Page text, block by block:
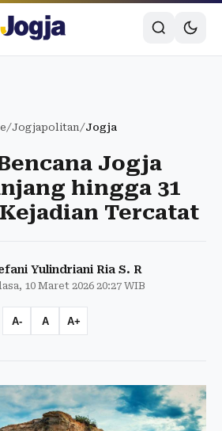
/Jogjapolitan/Jogja
Jogja
hingga 31
Tercatat
Yulindriani Ria S. R
10 Maret 2026 20:27 WIB
A- A A+